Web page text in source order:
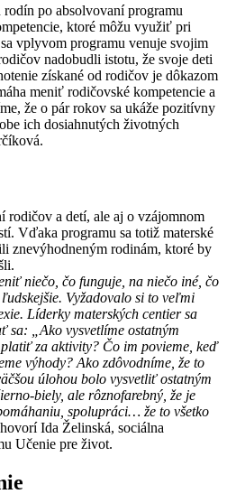
po absolvovaní programu
ktoré môžu využiť pri
vplyvom programu venuje svojim
nadobudli istotu, že svoje deti
získané od rodičov je dôkazom
meniť rodičovské kompetencie a
že o pár rokov sa ukáže pozitívny
ich dosiahnutých životných
rodičov a detí, ale aj o vzájomnom
Vďaka programu sa totiž materské
znevýhodneným rodinám, ktoré by
niečo, čo funguje, na niečo iné, čo
Vyžadovalo si to veľmi
Líderky materských centier sa
sa: „Ako vysvetlíme ostatným
za aktivity? Čo im povieme, keď
výhody? Ako zdôvodníme, že to
úlohou bolo vysvetliť ostatným
biely, ale rôznofarebný, že je
spolupráci… že to všetko
hovorí Ida Želinská, sociálna
Učenie pre život.